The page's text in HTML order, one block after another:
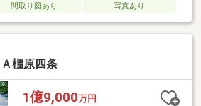
間取り図あり 写真あり
橿原四条
1億9,000万円